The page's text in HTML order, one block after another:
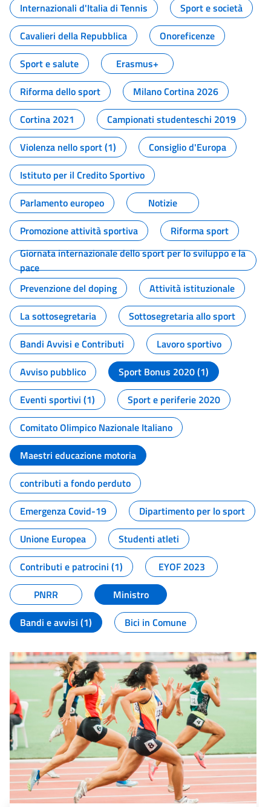
Internazionali d'Italia di Tennis
Sport e società
Cavalieri della Repubblica
Onoreficenze
Sport e salute
Erasmus+
Riforma dello sport
Milano Cortina 2026
Cortina 2021
Campionati studenteschi 2019
Violenza nello sport (1)
Consiglio d'Europa
Istituto per il Credito Sportivo
Parlamento europeo
Notizie
Promozione attività sportiva
Riforma sport
Giornata internazionale dello sport per lo sviluppo e la
pace
Prevenzione del doping
Attività istituzionale
La sottosegretaria
Sottosegretaria allo sport
Bandi Avvisi e Contributi
Lavoro sportivo
Avviso pubblico
Sport Bonus 2020 (1)
Eventi sportivi (1)
Sport e periferie 2020
Comitato Olimpico Nazionale Italiano
Maestri educazione motoria
contributi a fondo perduto
Emergenza Covid-19
Dipartimento per lo sport
Unione Europea
Studenti atleti
Contributi e patrocini (1)
EYOF 2023
PNRR
Ministro
Bandi e avvisi (1)
Bici in Comune